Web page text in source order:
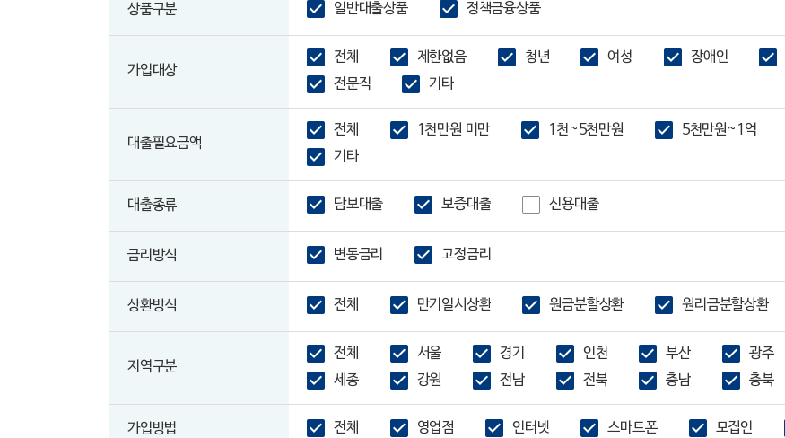
상품구분 일반대출상품 정책금융상품
가입대상
전체 제한없음 청년 여성 장애인
전문직
기타
대출필요금액
전체 1천만원 미만 1천~5천만원 5천만원~1억
기타
대출종류 담보대출 보증대출 신용대출
금리방식 변동금리 고정금리
상환방식 전체 만기일시상환 원금분할상환 원리금분할상환
지역구분
전체 서울 경기 인천 부산 광주
세종
강원 전남 전북 충남 충북
가입방법 전체 영업점 인터넷 스마트폰 모집인